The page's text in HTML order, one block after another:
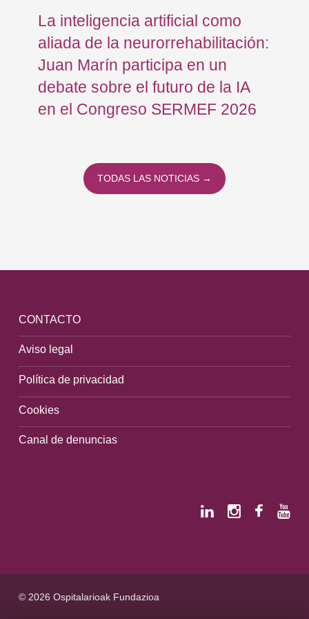
La inteligencia artificial como
aliada de la neurorrehabilitación:
Juan Marín participa en un
debate sobre el futuro de la IA
en el Congreso SERMEF 2026
TODAS LAS NOTICIAS →
CONTACTO
Aviso legal
Política de privacidad
Cookies
Canal de denuncias
© 2026 Ospitalarioak Fundazioa